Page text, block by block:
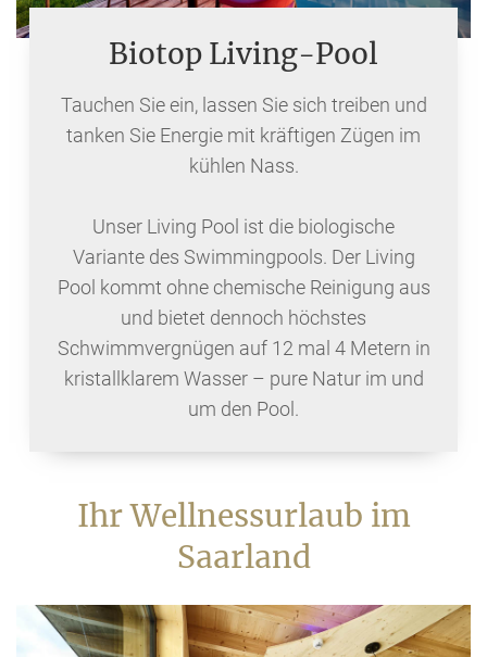
Biotop Living-Pool
Tauchen Sie ein, lassen Sie sich treiben und
tanken Sie Energie mit kräftigen Zügen im
kühlen Nass.
Unser Living Pool ist die biologische
Variante des Swimmingpools. Der Living
Pool kommt ohne chemische Reinigung aus
und bietet dennoch höchstes
Schwimmvergnügen auf 12 mal 4 Metern in
kristallklarem Wasser – pure Natur im und
um den Pool.
Ihr Wellnessurlaub im
Saarland